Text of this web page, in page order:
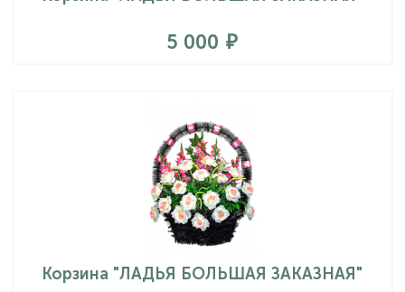
5 000
Корзина "ЛАДЬЯ БОЛЬШАЯ ЗАКАЗНАЯ"